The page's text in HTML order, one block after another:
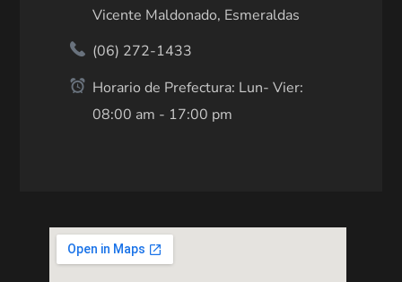
Vicente Maldonado, Esmeraldas
(06) 272-1433
Horario de Prefectura: Lun- Vier:
08:00 am - 17:00 pm